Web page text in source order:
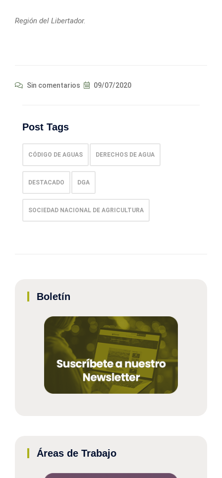
Región del Libertador.
Sin comentarios 09/07/2020
Post Tags
CÓDIGO DE AGUAS DERECHOS DE AGUA
DESTACADO DGA
SOCIEDAD NACIONAL DE AGRICULTURA
Boletín
Áreas de Trabajo